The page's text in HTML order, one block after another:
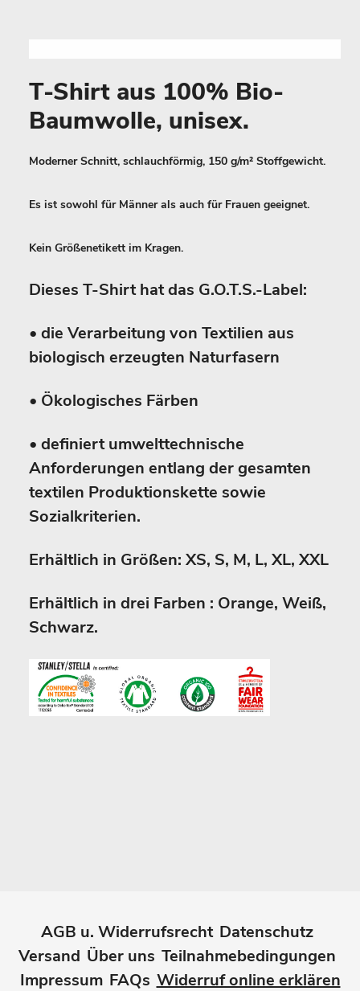
T-Shirt aus 100% Bio-
Baumwolle, unisex.
Moderner Schnitt, schlauchförmig, 150 g/m² Stoffgewicht.
Es ist sowohl für Männer als auch für Frauen geeignet.
Kein Größenetikett im Kragen.
Dieses T-Shirt hat das G.O.T.S.-Label:
• die Verarbeitung von Textilien aus
biologisch erzeugten Naturfasern
• Ökologisches Färben
• definiert umwelttechnische
Anforderungen entlang der gesamten
textilen Produktionskette sowie
Sozialkriterien.
Erhältlich in Größen: XS, S, M, L, XL, XXL
Erhältlich in drei Farben : Orange, Weiß,
Schwarz.
AGB u. Widerrufsrecht Datenschutz
Versand Über uns Teilnahmebedingungen
Impressum FAQs Widerruf online erklären